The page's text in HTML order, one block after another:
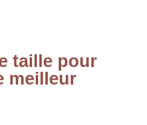
taille pour
meilleur